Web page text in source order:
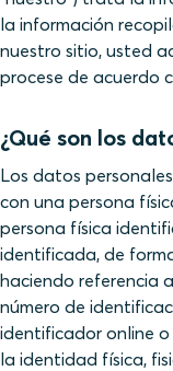
la información
nuestro sitio, usted
procese de acuerdo
¿Qué son los
Los datos
con una persona
persona física
identificada, de
haciendo referencia
número de
identificador online
la identidad física,